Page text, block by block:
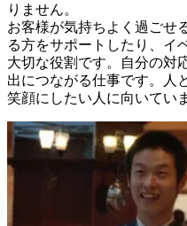
りません。
お客様が気持ちよく過ごせ
る方をサポートしたり、イ
大切な役割です。自分の対
出につながる仕事です。人
笑顔にしたい人に向いてい